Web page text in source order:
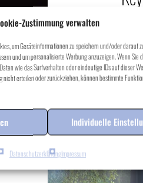
Zustimmung verwalten
um Geräteinformationen zu speichern und/oder darauf
und um personalisierte Werbung anzuzeigen. Wenn Sie
wie das Surfverhalten oder eindeutige IDs auf dieser
nicht erteilen oder zurückziehen, können bestimmte
Individuelle
DatenschutzerklärungImpressum